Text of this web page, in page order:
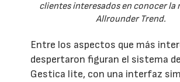
clientes interesados en conocer la
Allrounder Trend.
Entre los aspectos que más
despertaron figuran el sistema
Gestica lite, con una interfaz